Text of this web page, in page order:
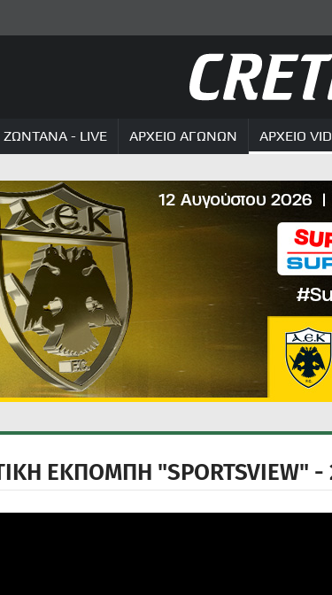
ΖΩΝΤΑΝΑ - LIVE ΑΡΧΕΙΟ ΑΓΩΝΩΝ ΑΡΧΕΙΟ
ΕΚΠΟΜΠΗ "SPORTSVIEW" -